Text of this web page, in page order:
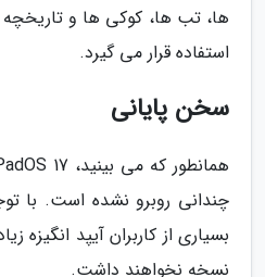
ها، تب ها، کوکی ها و
استفاده قرار می گیرد.
سخن پایانی
چندانی روبرو نشده است. با
بسیاری از کاربران آیپد انگیزه
نسخه نخواهند داشت.